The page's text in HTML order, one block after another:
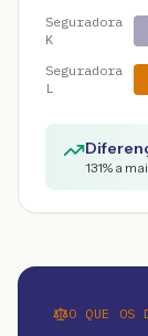
Seguradora
K
Seguradora
L
131% a
O QUE OS